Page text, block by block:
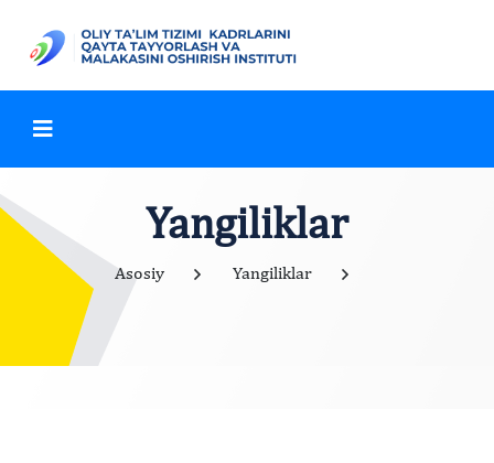
Yangiliklar
Asosiy Yangiliklar